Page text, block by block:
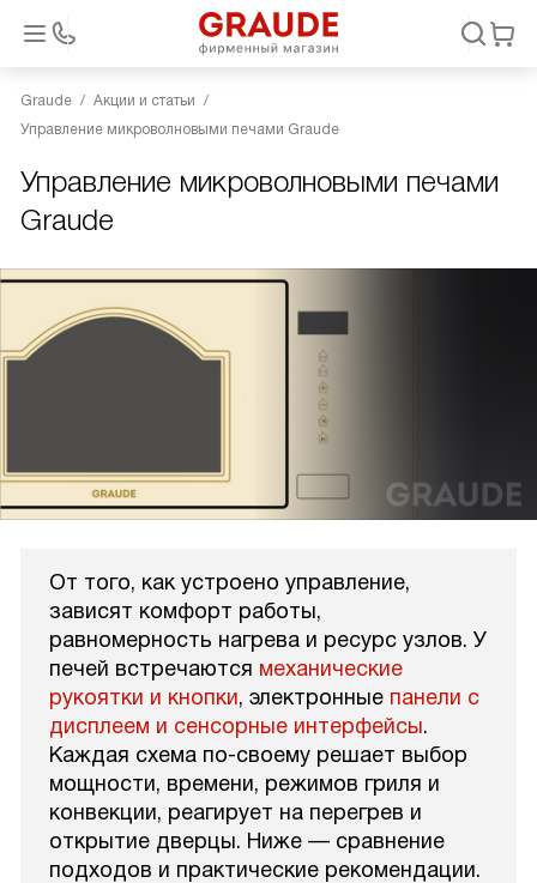
Graude
Акции и статьи
Управление микроволновыми печами Graude
Управление микроволновыми печами
Graude
От того, как устроено управление,
зависят комфорт работы,
равномерность нагрева и ресурс узлов. У
печей встречаются механические
рукоятки и кнопки, электронные панели с
дисплеем и сенсорные интерфейсы.
Каждая схема по-своему решает выбор
мощности, времени, режимов гриля и
конвекции, реагирует на перегрев и
открытие дверцы. Ниже — сравнение
подходов и практические рекомендации.